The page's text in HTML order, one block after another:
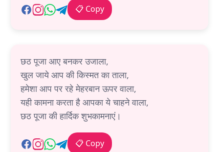
📋 Copy
छठ पूजा आए बनकर उजाला,
खुल जाये आप की किस्मत का ताला,
हमेशा आप पर रहे मेहरबान ऊपर वाला,
यही कामना करता है आपका ये चाहने वाला,
छठ पूजा की हार्दिक शुभकामनाएं।
📋 Copy